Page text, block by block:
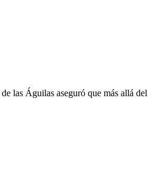
las Águilas aseguró que más allá del